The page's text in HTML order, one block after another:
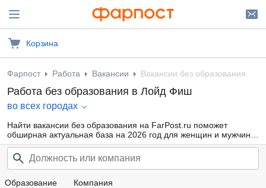
Корзина
Фарпост Работа Вакансии Вакансии без образования
Работа без образования в Лойд Фиш
во всех городах
Найти вакансии без образования на FarPost.ru поможет
обширная актуальная база на 2026 год для женщин и мужчин
всех возрастов от прямых работодателей и кадровых агентств.
Воспользуйтесь удобной фильтрацией по профессиональным
областям, должности, типу занятости и другим параметрам или
внутренним поиском по сайту — так намного проще найти то,
что подходит именно Вам.
Образование Компания